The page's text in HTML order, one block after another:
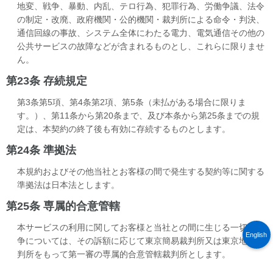
地変、戦争、暴動、内乱、テロ行為、犯罪行為、労働争議、法令
の制定・改廃、政府機関・公的機関・裁判所による命令・判決、
通信回線の事故、システム全体にわたる電力、電気通信その他の
公共サービスの故障などが含まれるものとし、これらに限りませ
ん。
第23条 存続規定
第3条第5項、第4条第2項、第5条（未払がある場合に限りま
す。）、第11条から第20条まで、及び本条から第25条までの規
定は、本契約の終了後も有効に存続するものとします。
第24条 準拠法
本規約およびその他当社とお客様の間で発生する契約等に関する
準拠法は日本法とします。
第25条 専属的合意管轄
本サービスの利用に関してお客様と当社との間に生じる一切の紛
争については、その訴額に応じて東京簡易裁判所又は東京地方裁
判所をもって第一審の専属的合意管轄裁判所とします。
English